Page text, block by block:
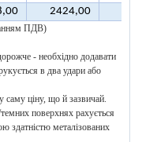
2424,00
ПДВ)
- необхідно додавати
в два удари або
ціну, що й зазвичай.
поверхнях рахується
здатністю металізованих